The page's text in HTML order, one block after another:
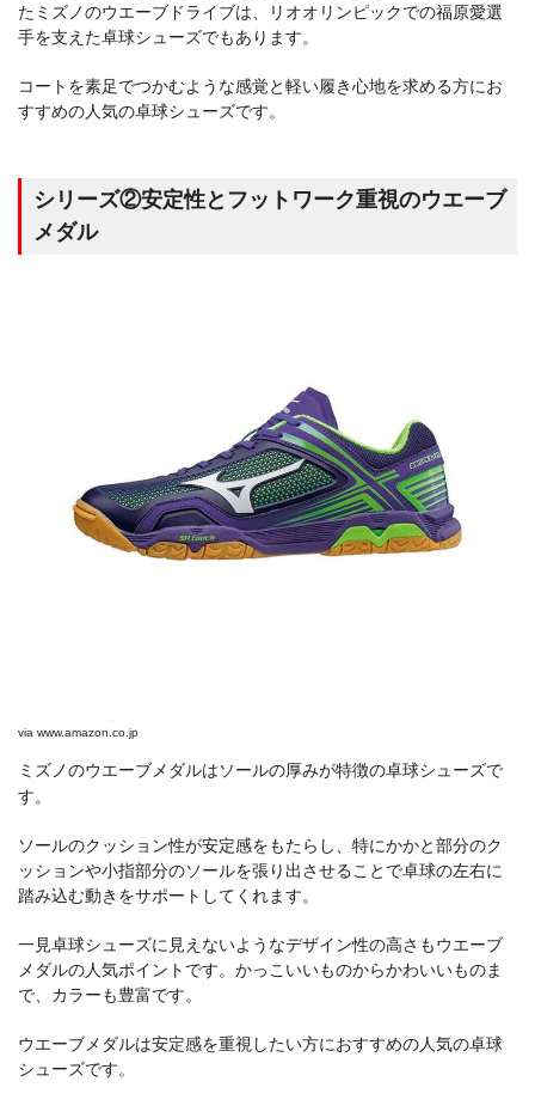
たミズノのウエーブドライブは、リオオリンピックでの福原愛選
手を支えた卓球シューズでもあります。
コートを素足でつかむような感覚と軽い履き心地を求める方にお
すすめの人気の卓球シューズです。
シリーズ②安定性とフットワーク重視のウエーブ
メダル
ミズノのウエーブメダル
via www.amazon.co.jp
ミズノのウエーブメダルはソールの厚みが特徴の卓球シューズで
す。
ソールのクッション性が安定感をもたらし、特にかかと部分のク
ッションや小指部分のソールを張り出させることで卓球の左右に
踏み込む動きをサポートしてくれます。
一見卓球シューズに見えないようなデザイン性の高さもウエーブ
メダルの人気ポイントです。かっこいいものからかわいいものま
で、カラーも豊富です。
ウエーブメダルは安定感を重視したい方におすすめの人気の卓球
シューズです。